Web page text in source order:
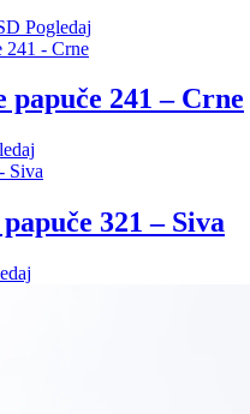
Pogledaj
papuče 241 – Crne
321 – Siva